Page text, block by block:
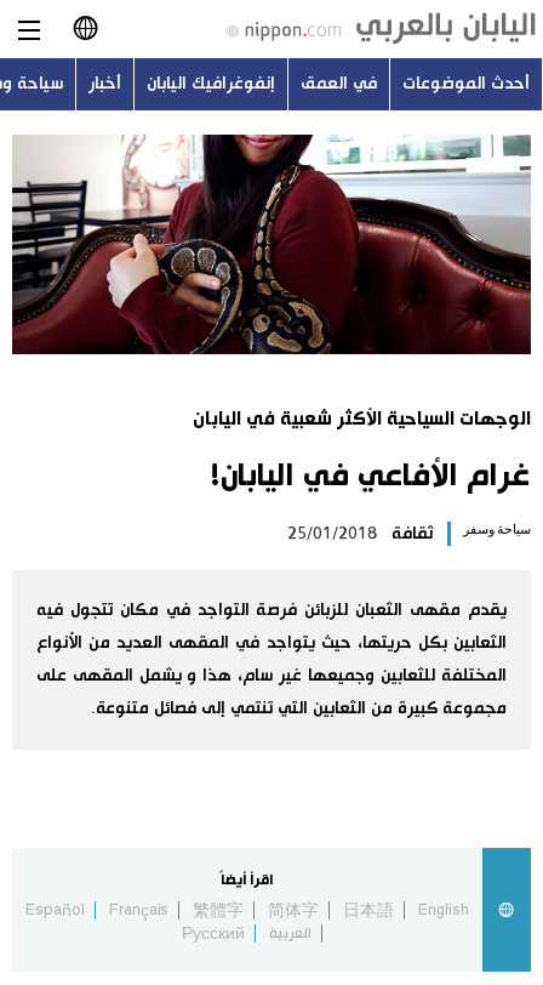
日本語
English
简体字
繁體字
Français
أحدث الموضوعات
في العمق
مانغا وأنيمي
علوم وتكنولوجيا
تواصل معنا
أحدث الموضوعات في العمق إنفوغرافيك اليابان أخبار سياحة
الوجهات السياحية الأكثر شعبية في اليابان
غرام الأفاعي في اليابان!
سياحة وسفر ثقافة 25/01/2018
يقدم مقهى الثعبان للزبائن فرصة التواجد في مكان تتجول فيه
الثعابين بكل حريتها، حيث يتواجد في المقهى العديد من الأنواع
المختلفة للثعابين وجميعها غير سام، هذا و يشمل المقهى على
مجموعة كبيرة من الثعابين التي تنتمي إلى فصائل متنوعة.
اقرأ أيضاً
English
日本語
简体字
繁體字
Français
Español
العربية
Русский